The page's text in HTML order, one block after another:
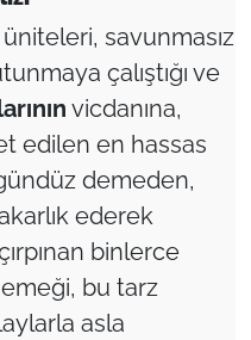
savunmasız
çalıştığı ve
vicdanına,
edilen en hassas
demeden,
ederek
binlerce
bu tarz
asla